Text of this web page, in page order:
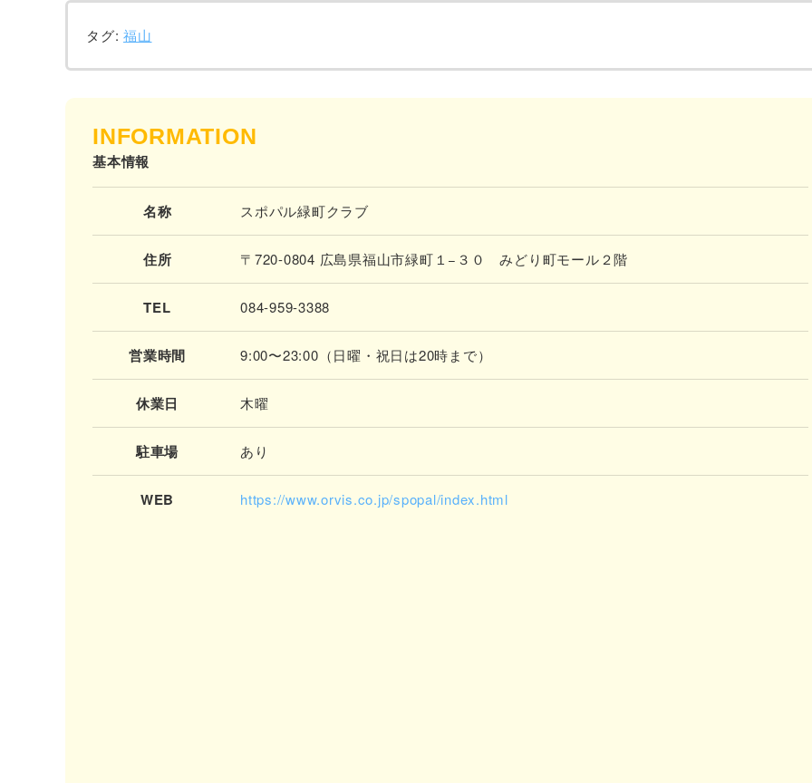
タグ: 福山
INFORMATION
基本情報
名称 スポパル緑町クラブ
住所 〒720-0804 広島県福山市緑町１−３０ みどり町モール２階
TEL 084-959-3388
営業時間 9:00〜23:00（日曜・祝日は20時まで）
休業日 木曜
駐車場 あり
WEB https://www.orvis.co.jp/spopal/index.html